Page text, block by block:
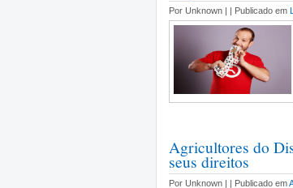
Por Unknown | | Publicado em
Agricultores do
seus direitos
Por Unknown | | Publicado em